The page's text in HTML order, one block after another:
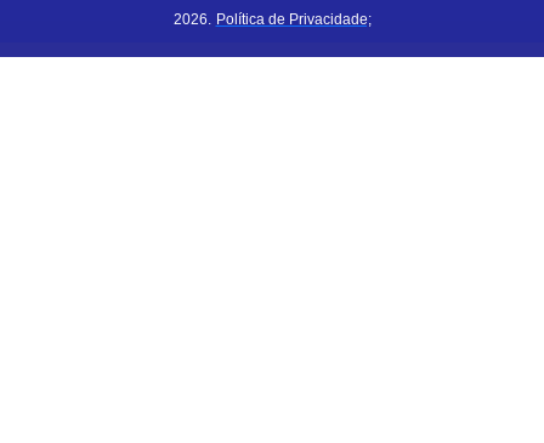
2026.
Política de Privacidade;